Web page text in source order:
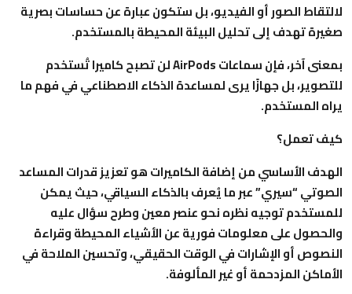
لالتقاط الصور أو الفيديو، بل ستكون عبارة عن حساسات بصرية
صغيرة تهدف إلى تحليل البيئة المحيطة بالمستخدم.
بمعنى آخر، فإن سماعات AirPods لن تصبح كاميرا تُستخدم
للتصوير، بل جهازًا يرى لمساعدة الذكاء الاصطناعي في فهم ما
يراه المستخدم.
كيف تعمل؟
الهدف الأساسي من إضافة الكاميرات هو تعزيز قدرات المساعد
الصوتي “سيري” عبر ما يُعرف بالذكاء السياقي، حيث يمكن
للمستخدم توجيه نظره نحو عنصر معين وطرح سؤال عليه
والحصول على معلومات فورية عن الأشياء المحيطة وقراءة
النصوص أو الإشارات في الوقت الحقيقي، وتحسين الملاحة في
الأماكن المزدحمة أو غير المألوفة.